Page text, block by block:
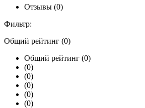
Отзывы (0)
Фильтр:
Общий рейтинг (0)
Общий рейтинг (0)
(0)
(0)
(0)
(0)
(0)